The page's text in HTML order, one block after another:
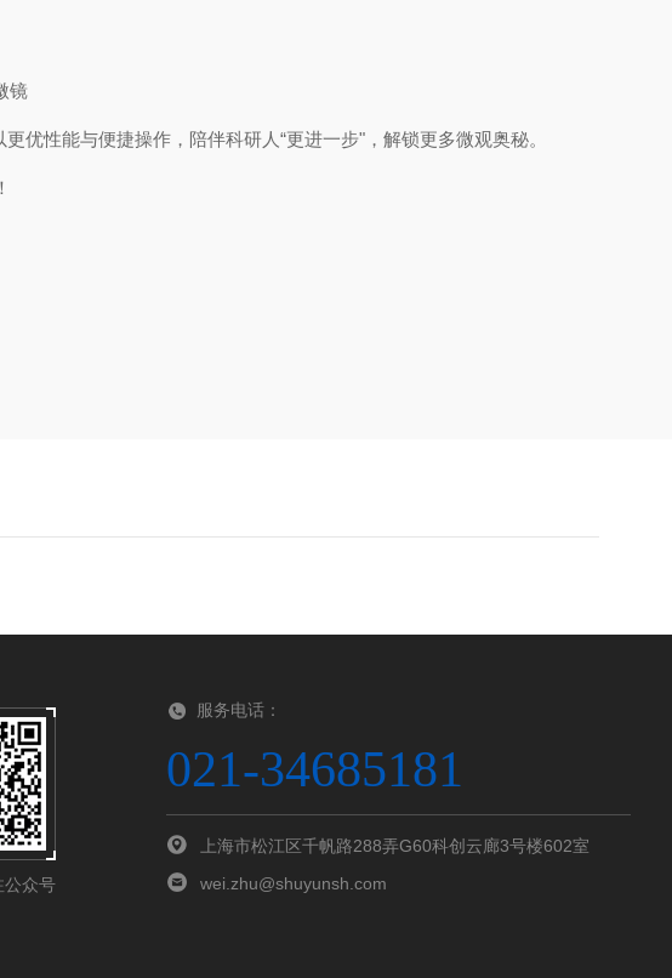
镜
优性能与便捷操作，陪伴科研人“更进一步"，解锁更多微观奥秘。
公众号
服务电话：
021-34685181
上海市松江区千帆路288弄G60科创云廊3号楼602室
wei.zhu@shuyunsh.com